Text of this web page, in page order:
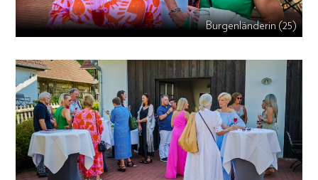
Burgenländerin (25)